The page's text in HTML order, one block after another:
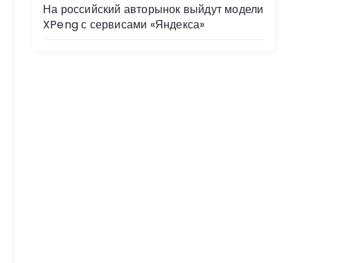
На российский авторынок выйдут модели
XPeng с сервисами «Яндекса»